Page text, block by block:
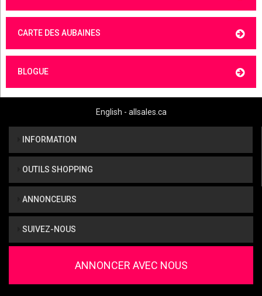
CARTE DES AUBAINES
BLOGUE
English - allsales.ca
INFORMATION
OUTILS SHOPPING
ANNONCEURS
SUIVEZ-NOUS
ANNONCER AVEC NOUS